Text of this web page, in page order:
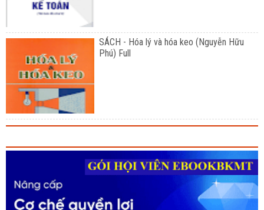
SÁCH - Hóa lý và hóa keo (Nguyễn Hữu
Phú) Full